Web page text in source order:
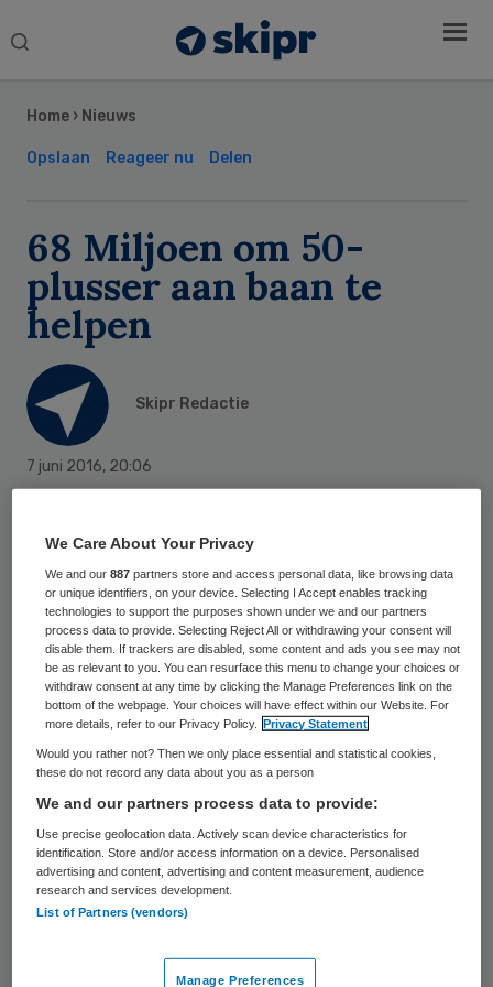
Search
Home › Nieuws
Opslaan Reageer nu Delen
68 Miljoen om 50-
plusser aan baan te
helpen
Skipr Redactie
7 juni 2016, 20:06
de aanpak van werkloosheid onder
vijftigplussers. Minister Lodewijk Asscher
(Sociale Zaken en Werkgelegenheid) heeft
hiervoor afspraken gemaakt met
vakbonden en werkgeversorganisaties,
meldt hij dinsdag aan de Kamer.
Asscher trekt 68 miljoen euro uit voor een
actieplan. Vijftigplussers krijgen meer
begeleiding bij het vinden van nieuw werk.
bedrijven gemaakt om een vijftigplusser in
Sidebar
We Care About Your Privacy
We and our887 partners store and access personal data, like browsing data
or unique identifiers, on your device. Selecting I Accept enables tracking
technologies to support the purposes shown under we and our partners
process data to provide. Selecting Reject All or withdrawing your consent will
disable them. If trackers are disabled, some content and ads you see may not
be as relevant to you. You can resurface this menu to change your choices or
withdraw consent at any time by clicking the Manage Preferences link on the
bottom of the webpage. Your choices will have effect within our Website. For
more details, refer to our Privacy Policy.
Privacy Statement
Would you rather not? Then we only place essential and statistical cookies,
these do not record any data about you as a person
We and our partners process data to provide:
Use precise geolocation data. Actively scan device characteristics for
identification. Store and/or access information on a device. Personalised
advertising and content, advertising and content measurement, audience
research and services development.
List of Partners (vendors)
Manage Preferences